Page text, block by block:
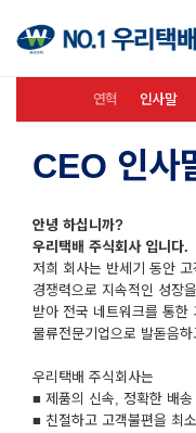
연혁 인사말
CEO 인사
안녕 하십니까?
우리택배 주식회사 입니다.
저희 회사는 반세기 동안
경쟁력으로 지속적인 성장
받아 전국 네트워크를 통한
물류전문기업으로 발돋음
우리택배 주식회사는
■ 제품의 신속, 정확한 배송
■ 친절하고 고객불편을 최